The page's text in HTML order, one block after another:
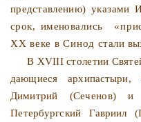
представ­лению) указами
срок, именовались
XX веке в Синод стали
В XVIII столетии
дающиеся архипастыри,
Димит­рий (Сеченов) и
ПетербургскийГавриил